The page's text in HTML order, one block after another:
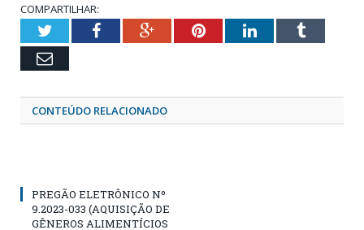
COMPARTILHAR:
TwitterFacebookGoogle+PinterestLinkedInTumblr
Email
CONTEÚDO RELACIONADO
PREGÃO ELETRÔNICO Nº
9.2023-033 (AQUISIÇÃO DE
GÊNEROS ALIMENTÍCIOS